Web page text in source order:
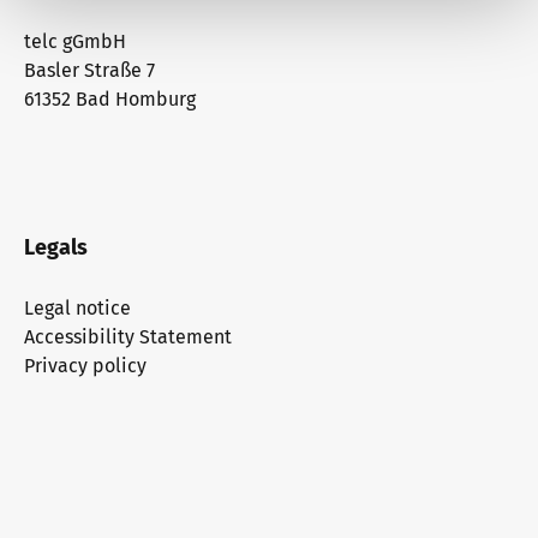
telc gGmbH
Basler Straße 7
61352 Bad Homburg
Legals
Legal notice
Accessibility Statement
Privacy policy